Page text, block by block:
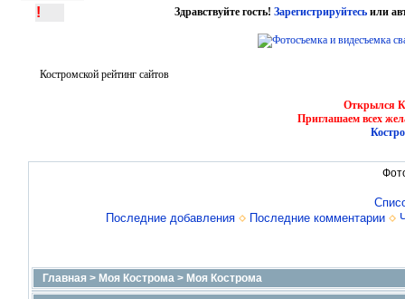
! Здравствуйте гость! Зарегистрируйтесьили
Костромской рейтинг сайтов
Открылся
Приглашаем всех
Последние добавления
Последние комментарии
Главная > Моя Кострома> Моя Кострома